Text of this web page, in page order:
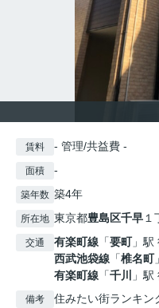
賃料 - 管理/共益費 -
面積 -
築年数 築4年
所在地 東京都豊島区千早 １
交通 有楽町線 「要町」駅
西武池袋線 「椎名町
有楽町線 「千川 」
備考
住みたい街ランキン